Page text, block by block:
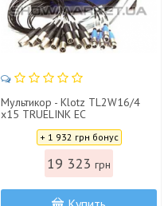
Мультикор - Klotz TL2W16/4
x15 TRUELINK EC
+ 1 932 грн бонус
19 323 грн